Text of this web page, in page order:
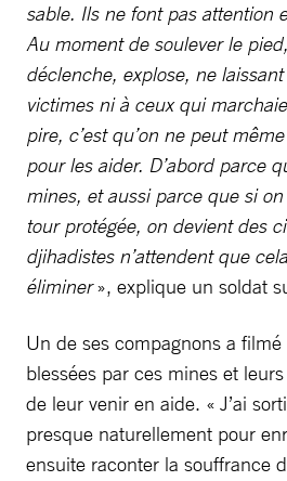
sable. Ils ne font pas attention
Au moment de soulever le
déclenche, explose, ne
victimes ni à ceux qui
pire, c’est qu’on ne peut
pour les aider. D’abord parce
mines, et aussi parce que si
tour protégée, on devient des
djihadistes n’attendent que
éliminer», explique un soldat
Un de ses compagnons a
blessées par ces mines et
de leur venir en aide. « J’ai
presque naturellement pour
ensuite raconter la souffrance